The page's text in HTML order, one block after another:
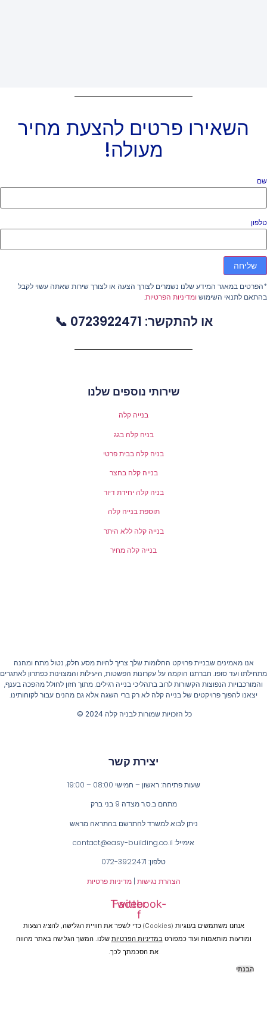
השאירו פרטים להצעת מחיר
מעולה!
שליחה
במאגר המידע שלנו נשמרים לצורך הצעה או לצורך שירות שאתה עשוי לקבל
לתנאי השימושומדיניות הפרטיות.
או להתקשר: 0723922471 📞
שירותי נוספים שלנו
בנייה קלה
בניה קלה בגג
בניה קלה בבית פרטי
בנייה קלה בחצר
בניה קלה יחידת דיור
תוספת בנייה קלה
בנייה קלה ללא היתר
בנייה קלה מחיר
אנו מאמינים שבניית פרויקט החלומות שלך צריך להיות מסע חלק, נטול מתח ומהנה
ועד סופו. חברתנו הוקמה על עקרונות הפשטות, היעילות והמצוינות כפתרון לאתגרים
והמורכבויות הנפוצות הקשורות לרוב בתהליכי בנייה רגילים. מתוך חזון לחולל מהפכה בענף,
יצאנו להפוך פרויקטים של בנייה קלה לא רק ברי השגה אלא גם מהנים עבור לקוחותינו.
כל הזכויות שמורות לבניה קלה 2024 ©
יצירת קשר
שעות פתיחה: ראשון – חמישי 08:00 – 19:00
מתחם ב.ס.ר מצדה 9 בני ברק
ניתן לבוא למשרד להתרשם בהתראה מראש
אימייל: contact@easy-building.co.il
טלפון: 072-3922471
הצהרת נגישות| מדיניות פרטיות
Facebook-
f
Twitter
אנחנו משתמשים בעוגיות (cookies) כדי לשפר את חוויית הגלישה, להציג הצעות
ומודעות מותאמות ועוד כמפורטבמדיניות הפרטיותשלנו. המשך הגלישה באתר מהווה
את הסכמתך לכך.
הבנתי